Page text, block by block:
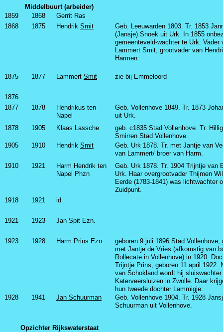
Middelbuurt (arbeider)
1859
1868
Gerrit Ras
1868
1875 Hendrik Smit
Geb. Leeuwarden 1803. Tr. 1853
(Jansje) Snoek uit Urk. In 1855
gemeenteveld-wachter te Urk. Vader
Lammert Smit, grootvader van
Harmen.
1875 1877 Lammert Smit zie bij Emmeloord
1876
1877
1878
Hendrikus ten
Napel
Geb. Vollenhove 1849. Tr. 1873
uit Urk.
1878
1905 Klaas Lassche
geb. c1835 Stad Vollenhove. Tr.
Smirren Stad Vollenhove.
1905
1910 Hendrik Smit
Geb. Urk 1878. Tr. met Jantje van
van Lammert/ broer van Harm.
1910
1921
Harm Hendrik ten
Napel Phzn
Geb. Urk 1878. Tr. 1904 Trijntje van
Urk. Haar overgrootvader Thijmen
Eerde (1783-1841) was lichtwachter
Zuidpunt.
1918
1921 id.
1921 1923 Jan Spit Ezn.
1923 1928 Harm Prins Ezn.
geboren 9 juli 1896 Stad Vollenhove,
met Jantje de Vries (afkomstig van
Rollecate in Vollenhove) in 1920.
Trijntje Prins, geboren 11 april 1922.
van Schokland wordt hij
Katerveersluizen in Zwolle. Daar
hun tweede dochter Lammigje.
1928
1941 Jan Schuurman
Geb. Vollenhove 1904. Tr. 1928
Schuurman uit Vollenhove.
Opzichter Rijkswaterstaat